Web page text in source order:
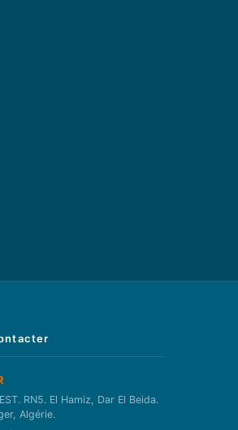
RN5. El Hamiz, Dar El Beida.
Algérie.